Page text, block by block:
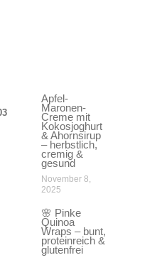
Apfel-
Maronen-
Creme mit
Kokosjoghurt
& Ahornsirup
– herbstlich,
cremig &
gesund
November 8,
2025
🌸 Pinke
Quinoa
Wraps – bunt,
proteinreich &
glutenfrei